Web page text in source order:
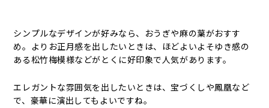
シンプルなデザインが好みなら、おうぎや麻の葉がおすす
め。よりお正月感を出したいときは、ほどよいよそゆき感の
ある松竹梅模様などがとくに好印象で人気があります。
エレガントな雰囲気を出したいときは、宝づくしや鳳凰など
で、豪華に演出してもよいですね。